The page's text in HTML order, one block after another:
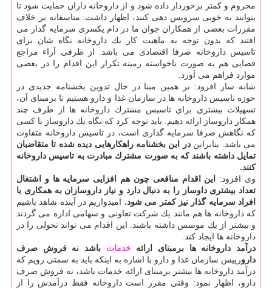
محروم و كمتر برخوردار داده شود و از داروخانه داران حمایت شود تا
بتوانند به خوبی سرویس دهی كنند، اظهار داشت: متاسفانه بر خلاف
مقررات بعضی از همكاران جوان ما در دام یكسری سرمایه گذار می
افتند كه بدون توجه به ماهیت كار یك داروخانه نگاه شان برای
تاسیس داروخانه صرفا اقتصادی می باشد. از طرفی آراء مراجع
قضایی هم به صورت ناخواسته زمینه تكرار این اقدام را در بعضی
موارد فراهم می آورد.
شانه ساز افزود: بر همین مبنا در حال تدوین بخشنامه جدیدی در
حوزه تاسیس داروخانه ها در سازمان غذا و دارو هستیم تا برمبنای آن،
تسهیلات بیشتری برای تاسیس مشترك داروخانه ها از طرف چند
همكار داروساز ارائه دهیم. باید توجه كرد كه نگاه یك داروساز با كسی
كه نگاهش صرفا سرمایه گذاری است، در تاسیس داروخانه متفاوت
می باشد. بنابراین در این بخشنامه راهكارهایی دیده شده تا متقاضیان
تمایل داشته باشند كه به صورت مشترك مبادرت به تاسیس داروخانه
كنند.
وی افزود:
این اقدام منافعی چون هم افزایی سرمایه ها و اشتغال
تعداد بیشتری داوساز را به دنبال دارد و نیاز داروسازان به همكاری با
افراد سرمایه گذار نیز كمتر می شود.
امیدواریم در آینده شاهد باشیم
كه داروخانه ها هم مانند یك شركت تعاونی و سهامی اداره می گردند
و بیشتر از یك موسس داشته باشند. این اقدام می تواند تحولی را در
داروخانه ها ایجاد كند.
درآمد داروخانه ها برمبنای ارائهخدمات باشد نه فروش صرف
دارورییس سازمان غذا و دارو با اشاره به اینكه باید به سمتی رویم كه
درآمد داروخانه ها بیشتر برمبنای ارائه خدمات باشد، نه فروش صرف
دارو، اظهار نمود: وقتی مقرر است داروخانه فقط درآمدش را از